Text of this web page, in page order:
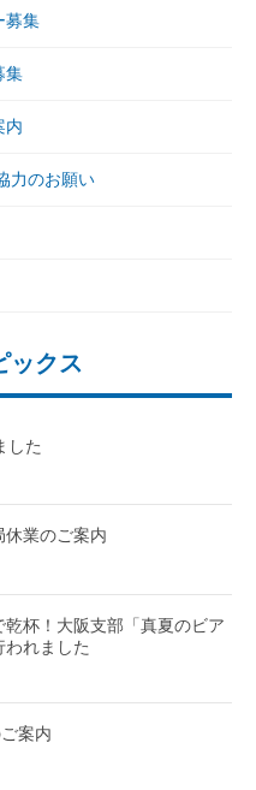
募集
集
内
力のお願い
ックス
した
休業のご案内
乾杯！大阪支部「真夏のビア
われました
案内